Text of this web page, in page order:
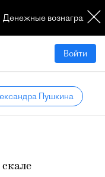
Денежные
Войти
Пушкина